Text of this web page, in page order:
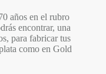
años en el rubro
encontrar, una
para fabricar tus
como en Gold